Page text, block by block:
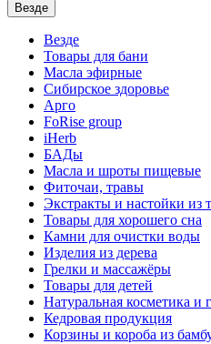
Везде
Везде
Товары для бани
Масла эфирные
Сибирское здоровье
Арго
FoRise group
iHerb
БАДы
Масла и шроты пищевые
Фиточаи, травы
Экстракты и настойки из
Товары для хорошего сна
Камни для очистки воды
Изделия из дерева
Грелки и массажёры
Товары для детей
Натуральная косметика и
Кедровая продукция
Корзины и короба из